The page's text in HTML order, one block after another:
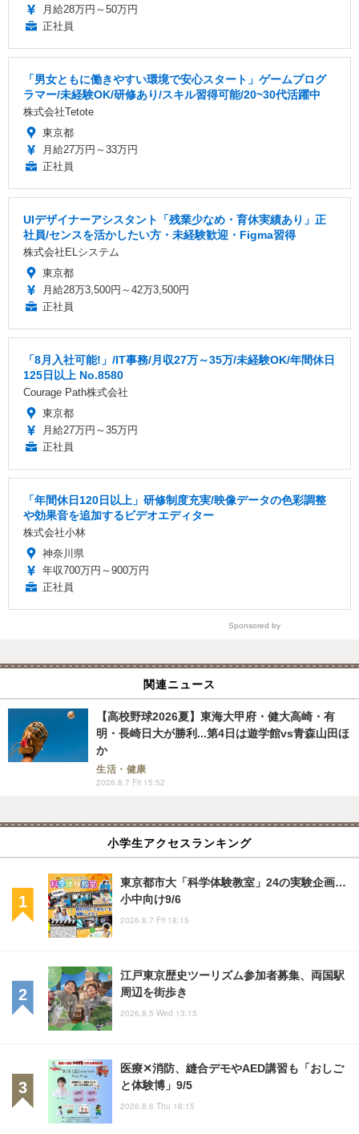
月給28万円～50万円
正社員
「男女ともに働きやすい環境で安心スタート」ゲームプログ
ラマー/未経験OK/研修あり/スキル習得可能/20~30代活躍中
株式会社Tetote
東京都
月給27万円～33万円
正社員
UIデザイナーアシスタント「残業少なめ・育休実績あり」正
社員/センスを活かしたい方・未経験歓迎・Figma習得
株式会社ELシステム
東京都
月給28万3,500円～42万3,500円
正社員
「8月入社可能!」/IT事務/月収27万～35万/未経験OK/年間休日
125日以上 No.8580
Courage Path株式会社
東京都
月給27万円～35万円
正社員
「年間休日120日以上」研修制度充実/映像データの色彩調整
や効果音を追加するビデオエディター
株式会社小林
神奈川県
年収700万円～900万円
正社員
Sponsored by
関連ニュース
【高校野球2026夏】東海大甲府・健大高崎・有
明・長崎日大が勝利...第4日は遊学館vs青森山田ほ
か
生活・健康
2026.8.7 Fri 15:52
小学生アクセスランキング
東京都市大「科学体験教室」24の実験企画…
小中向け9/6
2026.8.7 Fri 18:15
江戸東京歴史ツーリズム参加者募集、両国駅
周辺を街歩き
2026.8.5 Wed 13:15
医療✕消防、縫合デモやAED講習も「おしご
と体験博」9/5
2026.8.6 Thu 18:15